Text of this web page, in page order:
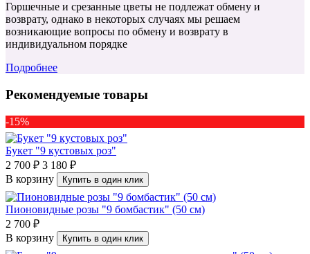
Горшечные и срезанные цветы не подлежат обмену и
возврату, однако в некоторых случаях мы решаем
возникающие вопросы по обмену и возврату в
индивидуальном порядке
Подробнее
Рекомендуемые товары
-15%
Букет "9 кустовых роз"
2 700 ₽ 3 180 ₽
В корзину
Купить в один клик
Пионовидные розы "9 бомбастик" (50 см)
2 700 ₽
В корзину
Купить в один клик